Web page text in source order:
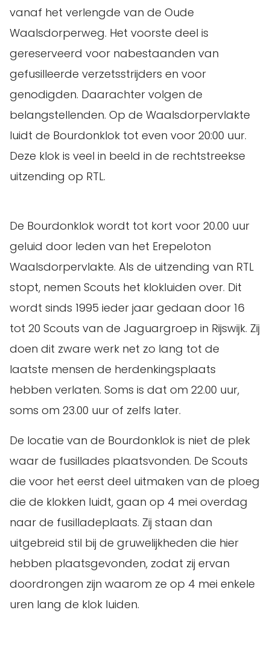
vanaf het verlengde van de Oude
Waalsdorperweg. Het voorste deel is
gereserveerd voor nabestaanden van
gefusilleerde verzetsstrijders en voor
genodigden. Daarachter volgen de
belangstellenden. Op de Waalsdorpervlakte
luidt de Bourdonklok tot even voor 20:00 uur.
Deze klok is veel in beeld in de rechtstreekse
uitzending op RTL.
De Bourdonklok wordt tot kort voor 20.00 uur
geluid door leden van het Erepeloton
Waalsdorpervlakte. Als de uitzending van RTL
stopt, nemen Scouts het klokluiden over. Dit
wordt sinds 1995 ieder jaar gedaan door 16
tot 20 Scouts van de Jaguargroep in Rijswijk. Zij
doen dit zware werk net zo lang tot de
laatste mensen de herdenkingsplaats
hebben verlaten. Soms is dat om 22.00 uur,
soms om 23.00 uur of zelfs later.
De locatie van de Bourdonklok is niet de plek
waar de fusillades plaatsvonden. De Scouts
die voor het eerst deel uitmaken van de ploeg
die de klokken luidt, gaan op 4 mei overdag
naar de fusilladeplaats. Zij staan dan
uitgebreid stil bij de gruwelijkheden die hier
hebben plaatsgevonden, zodat zij ervan
doordrongen zijn waarom ze op 4 mei enkele
uren lang de klok luiden.